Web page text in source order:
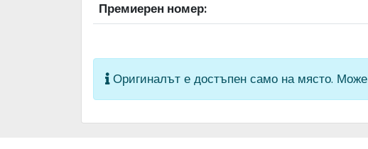
Премиерен номер:
Оригиналът е достъпен само на място. Може